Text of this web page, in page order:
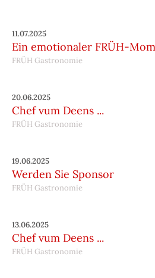
11.07.2025
Ein emotionaler FRÜH-
FRÜH Gastronomie
20.06.2025
Chef vum Deens ...
FRÜH Gastronomie
19.06.2025
Werden Sie Sponsor
FRÜH Gastronomie
13.06.2025
Chef vum Deens ...
FRÜH Gastronomie